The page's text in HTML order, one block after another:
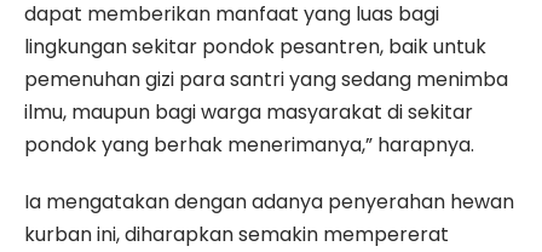
dapat memberikan manfaat yang luas bagi
lingkungan sekitar pondok pesantren, baik untuk
pemenuhan gizi para santri yang sedang menimba
ilmu, maupun bagi warga masyarakat di sekitar
pondok yang berhak menerimanya,” harapnya.
Ia mengatakan dengan adanya penyerahan hewan
kurban ini, diharapkan semakin mempererat